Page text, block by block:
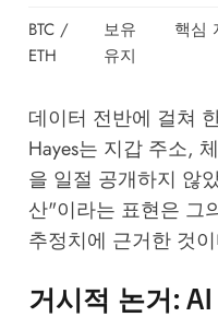
BTC /
ETH
보유
유지
핵심
데이터 전반에 걸쳐
Hayes는 지갑 주소,
을 일절 공개하지 않
산"이라는 표현은 그
추정치에 근거한 것
거시적 논거: AI